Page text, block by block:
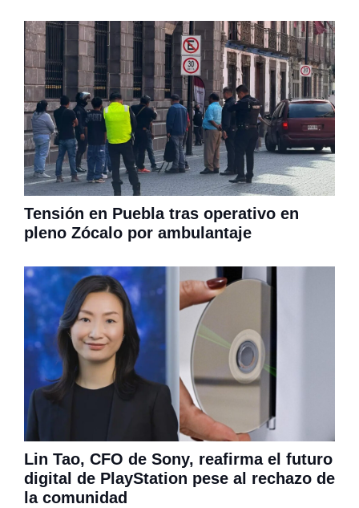
Tensión en Puebla tras operativo en
pleno Zócalo por ambulantaje
Lin Tao, CFO de Sony, reafirma el futuro
digital de PlayStation pese al rechazo de
la comunidad